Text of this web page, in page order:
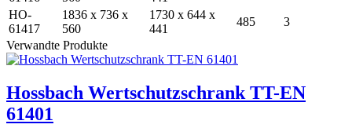
HO-
61417
1836 x 736 x
560
1730 x 644 x
441
485
3
Verwandte Produkte
Hossbach Wertschutzschrank TT-EN
61401